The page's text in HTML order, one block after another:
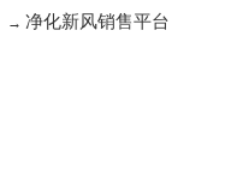
→ 净化新风销售平台